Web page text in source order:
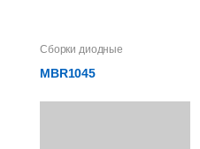
Сборки диодные
MBR1045